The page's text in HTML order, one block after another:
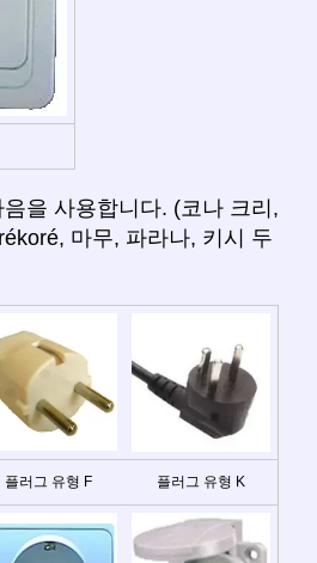
음을 사용합니다. (코나 크리,
마무, 파라나, 키시 두
플러그 유형 F 플러그 유형 K